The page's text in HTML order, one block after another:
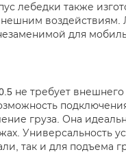
лебедки также
воздействиям.
для
не требует
груза. Она
Универсальность
так и для подъема